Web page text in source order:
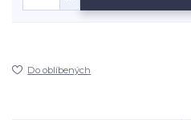
Do oblíbených